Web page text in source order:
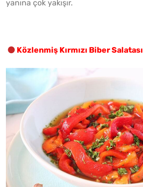
yanına çok yakışır.
Közlenmiş Kırmızı Biber Salatası